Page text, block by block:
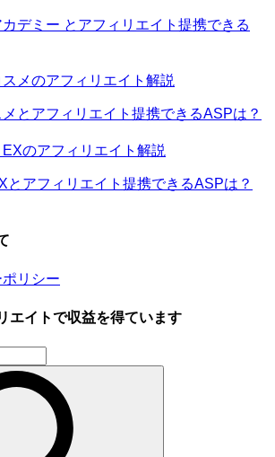
デミー とアフィリエイト提携できる
メとアフィリエイト提携できるASPは？
とアフィリエイト提携できるASPは？
リシー
エイトで収益を得ています